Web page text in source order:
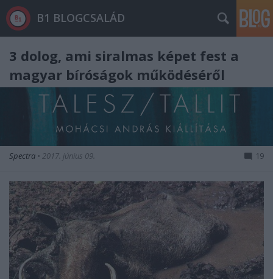
B1 BLOGCSALÁD
3 dolog, ami siralmas képet fest a
magyar bíróságok működéséről
Spectra • 2017. június 09. 19